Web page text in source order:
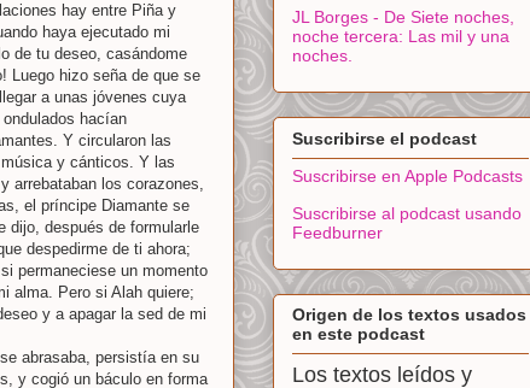
hay entre Piña y
haya ejecutado mi
de tu deseo, casándome
Luego hizo seña de que se
a unas jóvenes cuya
hacían
Y circularon las
y cánticos. Y las
arrebataban los corazones,
el príncipe Diamante se
dijo, después de formularle
despedirme de ti ahora;
permaneciese un momento
alma. Pero si Alah quiere;
y a apagar la sed de mi
abrasaba, persistía en su
y cogió un báculo en forma
JL Borges - De Siete noches,
noche tercera: Las mil y una
noches.
Suscribirse el podcast
Suscribirse en Apple Podcasts
Suscribirse al podcast usando
Feedburner
Origen de los textos usados
en este podcast
Los textos leídos y